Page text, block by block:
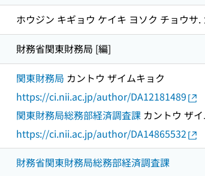
ホウジン キギョウ ケイキ ヨソク チョウサ
財務省関東財務局 [編]
関東財務局 カントウ ザイムキョク
https://ci.nii.ac.jp/author/DA12181489
関東財務局総務部経済調査課 カントウ ザ
https://ci.nii.ac.jp/author/DA14865532
財務省関東財務局総務部経済調査課